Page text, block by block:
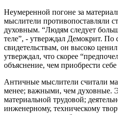
Неумеренной погоне за
мыслители противопоставляли
духовным. “Людям следует
теле”, - утверждал Демокрит. По
свидетельствам, он высоко
утверждал, что скорее
объяснение, чем приобрести
Античные мыслители считали
менее; важными, чем духовные.
материальной трудовой;
инженерному, техническому